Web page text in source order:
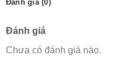
Đánh giá (0)
Đánh giá
Chưa có đánh giá nào.